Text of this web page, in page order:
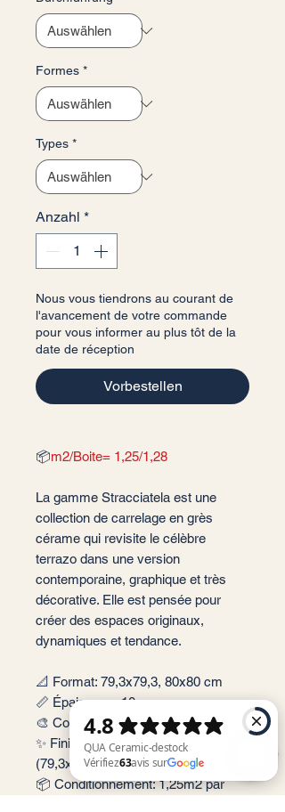
Formes *
Types *
Anzahl *
Nous vous tiendrons au courant de
l'avancement de votre commande
pour vous informer au plus tôt de la
date de réception
Vorbestellen
📦m2/Boite= 1,25/1,28
La gamme Stracciatela est une
collection de carrelage en grès
cérame qui revisite le célèbre
terrazo dans une version
contemporaine, graphique et très
décorative. Elle est pensée pour
créer des espaces originaux,
dynamiques et tendance.
📐 Format: 79,3x79,3, 80x80 cm
📏 Épaisseur : 10 mm
🎨 Couleur : Nacar, Grafito
✨ Finition : Mate (80x80), Brillant
(79,3x79,3)
📦 Conditionnement: 1,25m2 par